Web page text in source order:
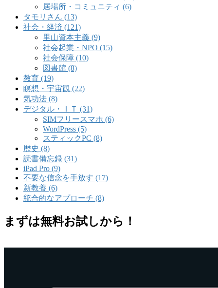
居場所・コミュニティ (6)
タモリさん (13)
社会・経済 (121)
里山資本主義 (9)
社会起業・NPO (15)
社会保障 (10)
図書館 (8)
教育 (19)
瞑想・宇宙観 (22)
気功法 (8)
デジタル・ＩＴ (31)
SIMフリースマホ (6)
WordPress (5)
スティックPC (8)
歴史 (8)
読書備忘録 (31)
iPad Pro (9)
不要な信念を手放す (17)
新教養 (6)
統合的なアプローチ (8)
まずは無料お試しから！